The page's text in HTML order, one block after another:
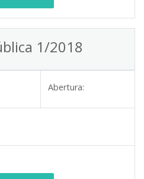
1/2018
Abertura: